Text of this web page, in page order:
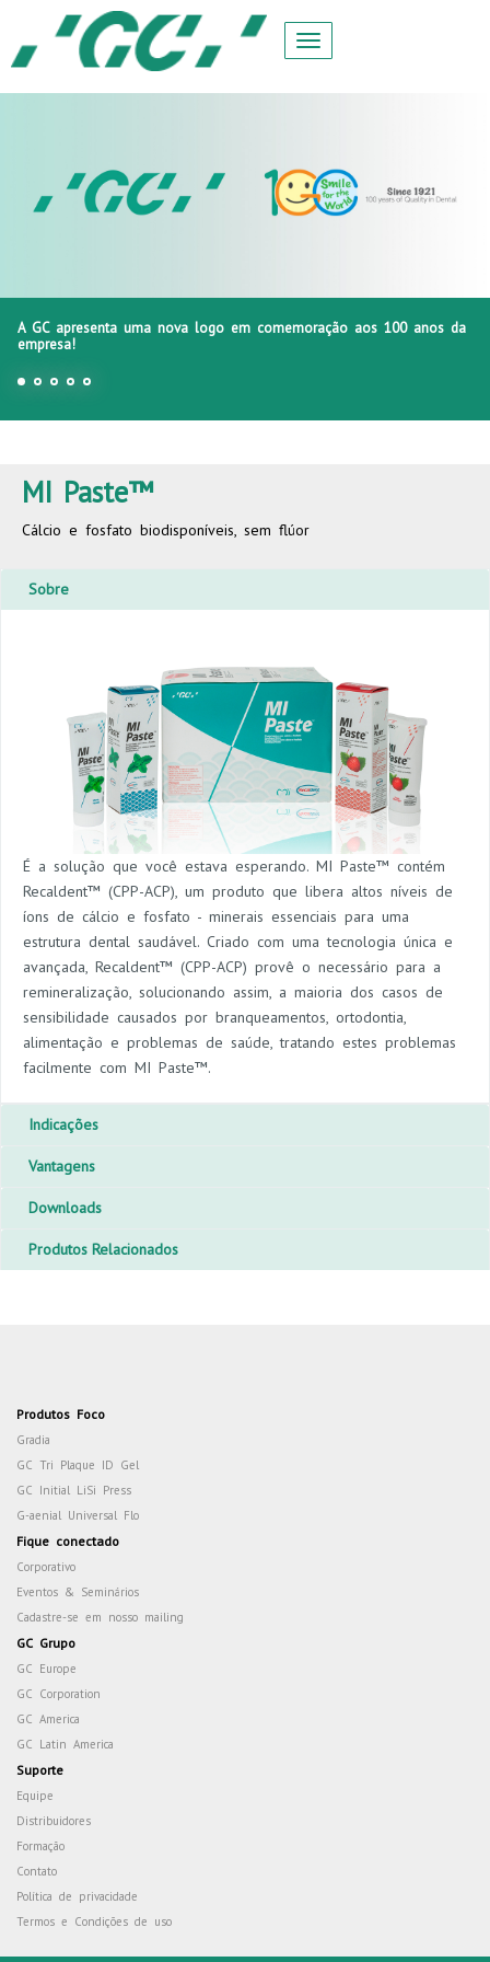
A GC apresenta uma nova logo em comemoração aos 100 anos da
empresa!
MI Paste™
Cálcio e fosfato biodisponíveis, sem flúor
Sobre
É a solução que você estava esperando. MI Paste™ contém
Recaldent™ (CPP-ACP), um produto que libera altos níveis de
íons de cálcio e fosfato - minerais essenciais para uma
estrutura dental saudável. Criado com uma tecnologia única e
avançada, Recaldent™ (CPP-ACP) provê o necessário para a
remineralização, solucionando assim, a maioria dos casos de
sensibilidade causados por branqueamentos, ortodontia,
alimentação e problemas de saúde, tratando estes problemas
facilmente com MI Paste™.
Indicações
Vantagens
Downloads
Produtos Relacionados
Produtos Foco
Gradia
GC Tri Plaque ID Gel
GC Initial LiSi Press
G-aenial Universal Flo
Fique conectado
Corporativo
Eventos & Seminários
Cadastre-se em nosso mailing
GC Grupo
GC Europe
GC Corporation
GC America
GC Latin America
Suporte
Equipe
Distribuidores
Formação
Contato
Política de privacidade
Termos e Condições de uso